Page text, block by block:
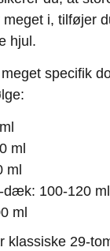
i, tilføjer
hjul.
specifik
ml
ml
100-120 ml
ml
klassiske 29-